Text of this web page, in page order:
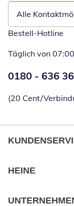
Alle
Bestell-Hotline
Täglich von
0180 - 636
(20 Cent/
HEINE